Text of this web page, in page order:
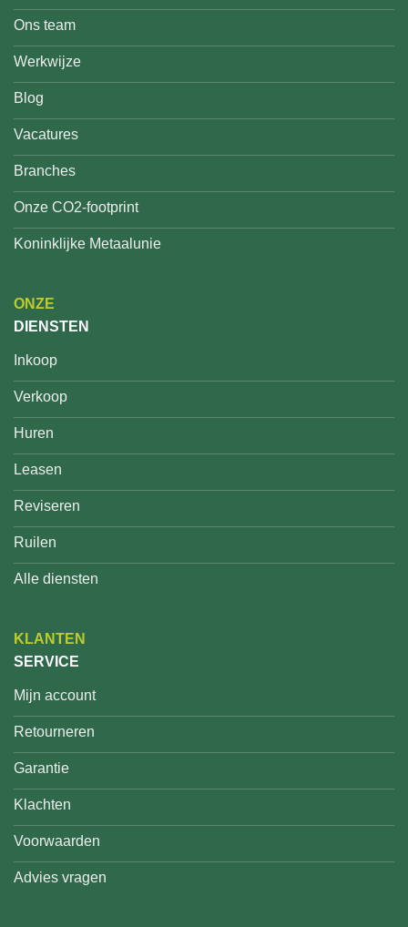
Ons team
Werkwijze
Blog
Vacatures
Branches
Onze CO2-footprint
Koninklijke Metaalunie
ONZE
DIENSTEN
Inkoop
Verkoop
Huren
Leasen
Reviseren
Ruilen
Alle diensten
KLANTEN
SERVICE
Mijn account
Retourneren
Garantie
Klachten
Voorwaarden
Advies vragen